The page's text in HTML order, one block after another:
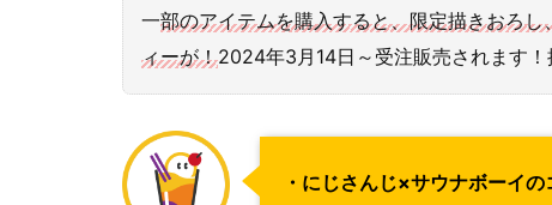
一部のアイテムを購入すると、限定描きおろ
ィーが！2024年3月14日～受注販売されます
・にじさんじ×サウナボーイの